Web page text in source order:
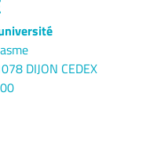
DIJON CEDEX